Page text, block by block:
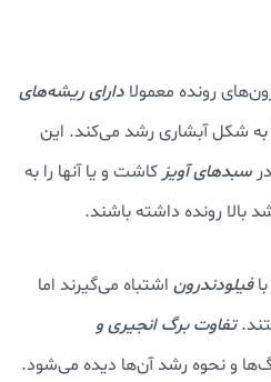
رونده معمولا دارای ریشه‌های
شکل آبشاری رشد می‌کند. این
سبدهای آویز کاشت و یا آنها را به
بالا رونده داشته باشند.
بافیلودندرون اشتباه می‌گیرند اما
تفاوت برگ انجیری و
و نحوه رشد آن‌ها دیده می‌شود.